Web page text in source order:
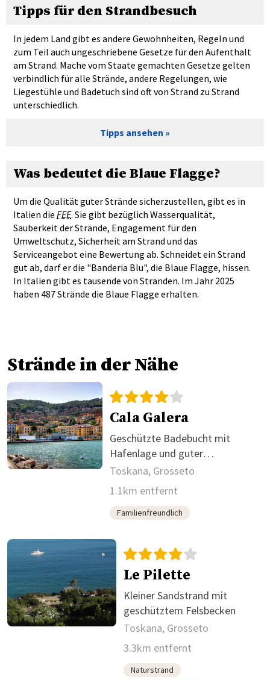
Tipps für den Strandbesuch
In jedem Land gibt es andere Gewohnheiten, Regeln und
zum Teil auch ungeschriebene Gesetze für den Aufenthalt
am Strand. Mache vom Staate gemachten Gesetze gelten
verbindlich für alle Strände, andere Regelungen, wie
Liegestühle und Badetuch sind oft von Strand zu Strand
unterschiedlich.
Tipps ansehen
Was bedeutet die Blaue Flagge?
Um die Qualität guter Strände sicherzustellen, gibt es in
Italien die FEE. Sie gibt bezüglich Wasserqualität,
Sauberkeit der Strände, Engagement für den
Umweltschutz, Sicherheit am Strand und das
Serviceangebot eine Bewertung ab. Schneidet ein Strand
gut ab, darf er die "Banderia Blu", die Blaue Flagge, hissen.
In Italien gibt es tausende von Stränden. Im Jahr 2025
haben 487 Strände die Blaue Flagge erhalten.
Strände in der Nähe
Cala Galera
Geschützte Badebucht mit
Hafenlage und guter
Infrastruktur
Toskana, Grosseto
1.1km entfernt
Familienfreundlich
Le Pilette
Kleiner Sandstrand mit
geschütztem Felsbecken
Toskana, Grosseto
3.3km entfernt
Naturstrand